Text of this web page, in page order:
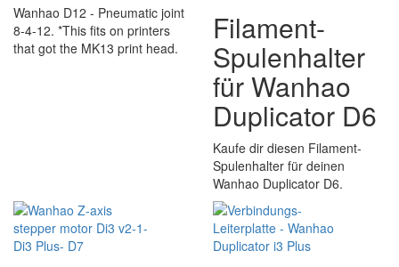
Wanhao D12 - Pneumatic joint
8-4-12. *This fits on printers
that got the MK13 print head.
Filament-
Spulenhalter
für Wanhao
Duplicator D6
Kaufe dir diesen Filament-
Spulenhalter für deinen
Wanhao Duplicator D6.